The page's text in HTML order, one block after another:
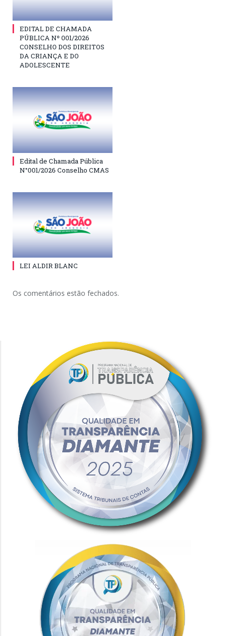
EDITAL DE CHAMADA
PÚBLICA Nº 001/2026
CONSELHO DOS DIREITOS
DA CRIANÇA E DO
ADOLESCENTE
Edital de Chamada Pública
N°001/2026 Conselho CMAS
LEI ALDIR BLANC
Os comentários estão fechados.